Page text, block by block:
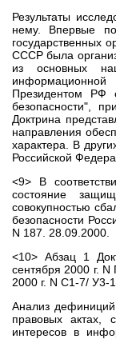
Результаты
нему. Впервые
государственных
СССР была
из основных
информационной
Президентом РФ
безопасности",
Доктрина
направления
характера. В
Российской
<9> В
состояние
совокупностью
безопасности
N 187. 28.09.2000.
<10> Абзац 1
сентября 2000 г.
2000 г. N С1-7/ У3-
Анализ
правовых актах,
интересов в